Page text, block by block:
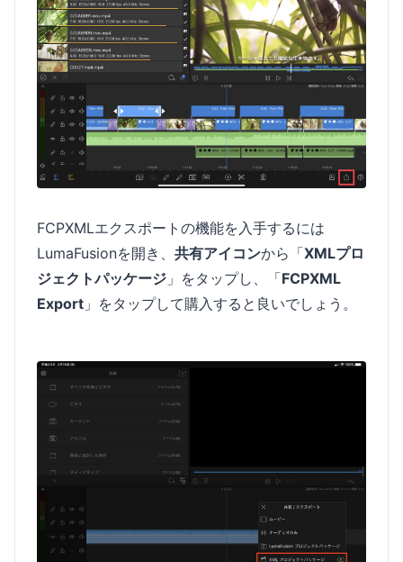
FCPXMLエクスポートの機能を入手するには
LumaFusionを開き、 共有アイコンから「XMLプロ
ジェクトパッケージ 」をタップし、「FCPXML
Export 」をタップして購入すると良いでしょう。